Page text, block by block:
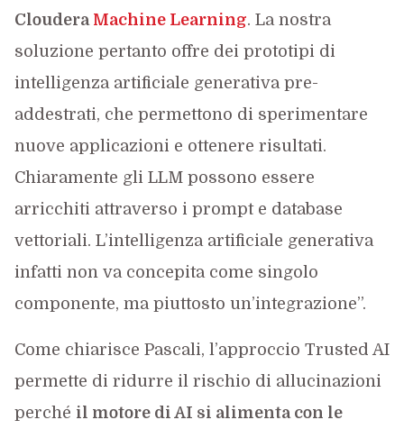
Cloudera Machine Learning. La nostra
soluzione pertanto offre dei prototipi di
intelligenza artificiale generativa pre-
addestrati, che permettono di sperimentare
nuove applicazioni e ottenere risultati.
Chiaramente gli LLM possono essere
arricchiti attraverso i prompt e database
vettoriali. L’intelligenza artificiale generativa
infatti non va concepita come singolo
componente, ma piuttosto un’integrazione”.
Come chiarisce Pascali, l’approccio Trusted AI
permette di ridurre il rischio di allucinazioni
perché il motore di AI si alimenta con le